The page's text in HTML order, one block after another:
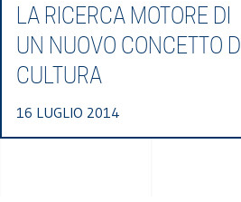
LA RICERCA MOTORE DI
UN NUOVO CONCETTO DI
CULTURA
16 LUGLIO 2014